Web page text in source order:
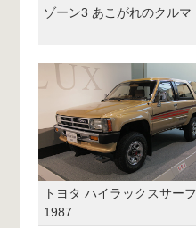
ゾーン3 あこがれのクルマ
トヨタ ハイラックスサーフ
1987